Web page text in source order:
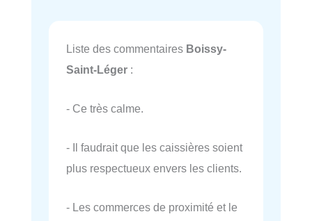
Liste des commentaires Boissy-
Saint-Léger :
- Ce très calme.
- Il faudrait que les caissières soient
plus respectueux envers les clients.
- Les commerces de proximité et le